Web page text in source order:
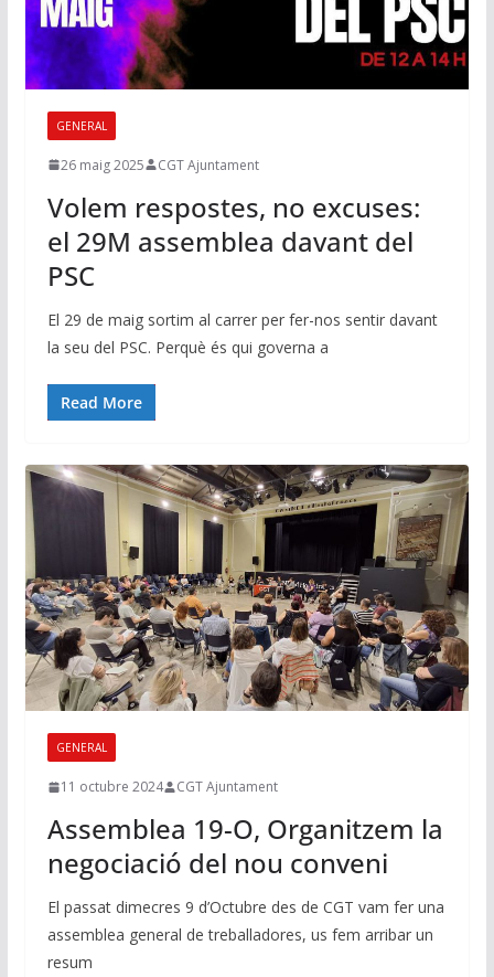
GENERAL
26 maig 2025 CGT Ajuntament
Volem respostes, no excuses:
el 29M assemblea davant del
PSC
El 29 de maig sortim al carrer per fer-nos sentir davant
la seu del PSC. Perquè és qui governa a
Read More
GENERAL
11 octubre 2024 CGT Ajuntament
Assemblea 19-O, Organitzem la
negociació del nou conveni
El passat dimecres 9 d’Octubre des de CGT vam fer una
assemblea general de treballadores, us fem arribar un
resum